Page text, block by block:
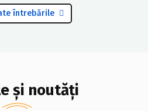
întrebările
și noutăți